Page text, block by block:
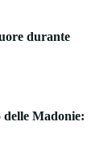
durante
Madonie: